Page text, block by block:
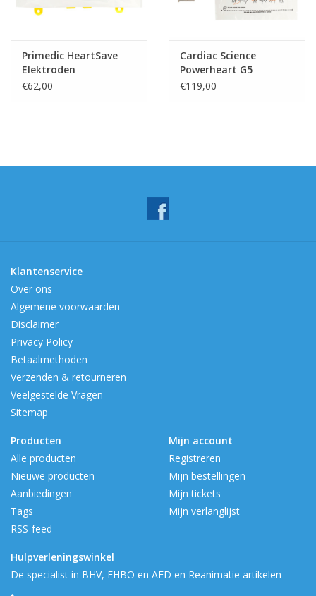
Primedic HeartSave
Elektroden
€62,00
Cardiac Science
Powerheart G5
Kinderelektroden
€119,00
Klantenservice
Over ons
Algemene voorwaarden
Disclaimer
Privacy Policy
Betaalmethoden
Verzenden & retourneren
Veelgestelde Vragen
Sitemap
Producten
Alle producten
Nieuwe producten
Aanbiedingen
Tags
RSS-feed
Mijn account
Registreren
Mijn bestellingen
Mijn tickets
Mijn verlanglijst
Hulpverleningswinkel
De specialist in BHV, EHBO en AED en Reanimatie artikelen